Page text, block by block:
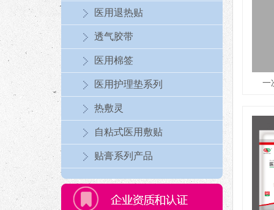
医用退热贴
透气胶带
医用棉签
医用护理垫系列
热敷灵
自粘式医用敷贴
贴膏系列产品
一